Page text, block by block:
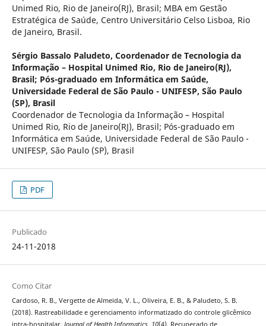
Unimed Rio, Rio de Janeiro(RJ), Brasil; MBA em Gestão
Estratégica de Saúde, Centro Universitário Celso Lisboa, Rio
de Janeiro, Brasil.
Sérgio Bassalo Paludeto, Coordenador de Tecnologia da
Informação – Hospital Unimed Rio, Rio de Janeiro(RJ),
Brasil; Pós-graduado em Informática em Saúde,
Universidade Federal de São Paulo - UNIFESP, São Paulo
(SP), Brasil
Coordenador de Tecnologia da Informação – Hospital
Unimed Rio, Rio de Janeiro(RJ), Brasil; Pós-graduado em
Informática em Saúde, Universidade Federal de São Paulo -
UNIFESP, São Paulo (SP), Brasil
PDF
Publicado
24-11-2018
Como Citar
Cardoso, R. B., Vergette de Almeida, V. L., Oliveira, E. B., & Paludeto, S. B.
(2018). Rastreabilidade e gerenciamento informatizado do controle glicêmico
intra-hospitalar. Journal of Health Informatics, 10(4). Recuperado de